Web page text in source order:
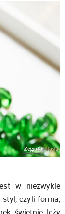
w niezwykle
styl, czyli forma,